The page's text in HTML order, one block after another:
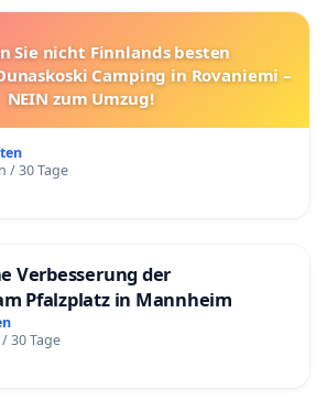
Sie nicht Finnlands besten
Camping in Rovaniemi –
NEIN zum Umzug!
/ 30 Tage
Verbesserung der
Pfalzplatz in Mannheim
30 Tage